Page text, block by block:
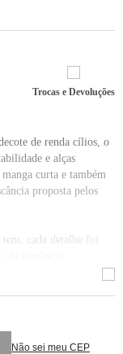
Trocas e Devoluções
de renda cílios, o
e alças
curta e também
proposta pelos
cada detalhe foi
Não sei meu CEP